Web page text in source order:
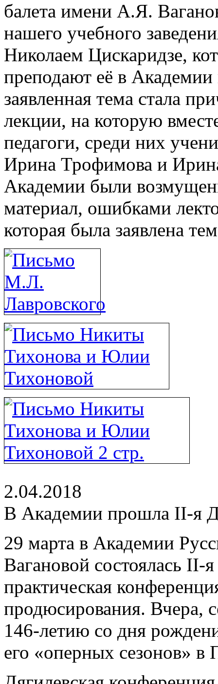
балета имени А.Я.
нашего учебного
Николаем Цискаридзе,
преподают её в
заявленная тема стала
лекции, на которую
педагоги, среди них
Ирина Трофимова и
Академии были
материал, ошибками
которая была заявлена
2.04.2018
В Академии прошла II-я
29 марта в Академии
Вагановой состоялась
практическая
продюсирования. Вчера,
146-летию со дня
его «оперных сезонов» в